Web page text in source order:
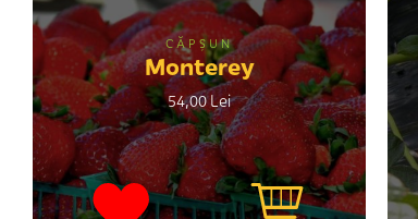
CĂPȘUN
Monterey
54,00 Lei